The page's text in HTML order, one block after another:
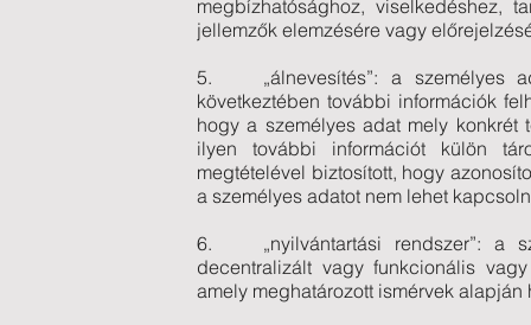
megbízhatósághoz, viselkedéshez,
jellemzők elemzésére vagy
5. „álnevesítés”: a személyes
következtében további információk
hogy a személyes adat mely konkrét
ilyen további információt külön
megtételével biztosított, hogy
a személyes adatot nem lehet
6. „nyilvántartási rendszer”: a
decentralizált vagy funkcionális
amely meghatározott ismérvek alapján